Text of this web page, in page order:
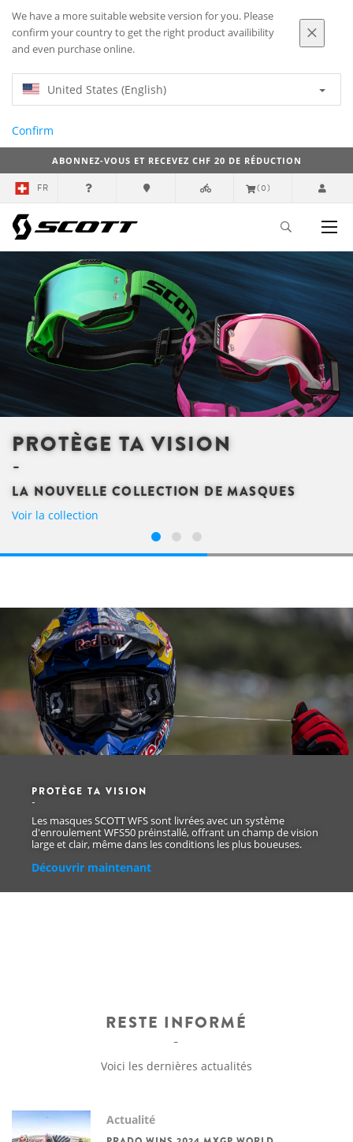
We have a more suitable website version for you. Please
confirm your country to get the right product availibility
and even purchase online.
United States (English)
Confirm
ABONNEZ-VOUS ET RECEVEZ CHF 20 DE RÉDUCTION
FR (0)
PROTÈGE TA VISION
LA NOUVELLE COLLECTION DE MASQUES
Voir la collection
PROTÈGE TA VISION
Les masques SCOTT WFS sont livrées avec un système
d'enroulement WFS50 préinstallé, offrant un champ de vision
large et clair, même dans les conditions les plus boueuses.
Découvrir maintenant
RESTE INFORMÉ
Voici les dernières actualités
Actualité